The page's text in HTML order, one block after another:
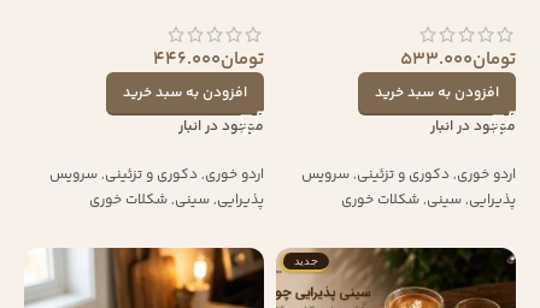
تومان533.000
افزودن به سبد خرید
موجود در انبار
اردو خوری,دکوری و تزئینی,سرویس
پذیرایی,سینی,شکلات خوری
تومان446.000
افزودن به سبد خرید
موجود در انبار
اردو خوری,دکوری و تزئینی,سرویس
پذیرایی,سینی,شکلات خوری
جدید